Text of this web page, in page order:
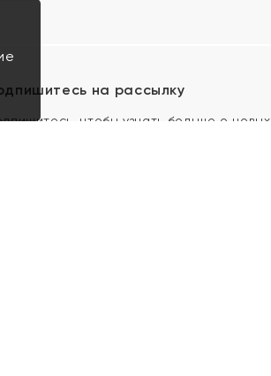
на рассылку
чтобы узнать больше о новых